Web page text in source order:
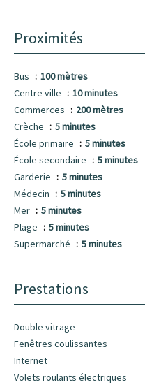
Proximités
Bus
100 mètres
Centre ville
10 minutes
Commerces
200 mètres
Crèche
5 minutes
École primaire
5 minutes
École secondaire
5 minutes
Garderie
5 minutes
Médecin
5 minutes
Mer
5 minutes
Plage
5 minutes
Supermarché
5 minutes
Prestations
Double vitrage
Fenêtres coulissantes
Internet
Volets roulants électriques